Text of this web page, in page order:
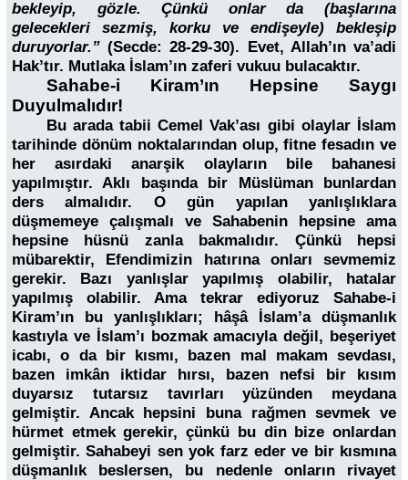
bekleyip, gözle. Çünkü onlar da (başlarına
gelecekleri sezmiş, korku ve endişeyle) bekleşip
duruyorlar.” (Secde: 28-29-30). Evet, Allah’ın va’adi
Hak’tır. Mutlaka İslam’ın zaferi vukuu bulacaktır.
Sahabe-i Kiram’ın Hepsine Saygı
Duyulmalıdır!
Bu arada tabii Cemel Vak’ası gibi olaylar İslam
tarihinde dönüm noktalarından olup, fitne fesadın ve
her asırdaki anarşik olayların bile bahanesi
yapılmıştır. Aklı başında bir Müslüman bunlardan
ders almalıdır. O gün yapılan yanlışlıklara
düşmemeye çalışmalı ve Sahabenin hepsine ama
hepsine hüsnü zanla bakmalıdır. Çünkü hepsi
mübarektir, Efendimizin hatırına onları sevmemiz
gerekir. Bazı yanlışlar yapılmış olabilir, hatalar
yapılmış olabilir. Ama tekrar ediyoruz Sahabe-i
Kiram’ın bu yanlışlıkları; hâşâ İslam’a düşmanlık
kastıyla ve İslam’ı bozmak amacıyla değil, beşeriyet
icabı, o da bir kısmı, bazen mal makam sevdası,
bazen imkân iktidar hırsı, bazen nefsi bir kısım
duyarsız tutarsız tavırları yüzünden meydana
gelmiştir. Ancak hepsini buna rağmen sevmek ve
hürmet etmek gerekir, çünkü bu din bize onlardan
gelmiştir. Sahabeyi sen yok farz eder ve bir kısmına
düşmanlık beslersen, bu nedenle onların rivayet